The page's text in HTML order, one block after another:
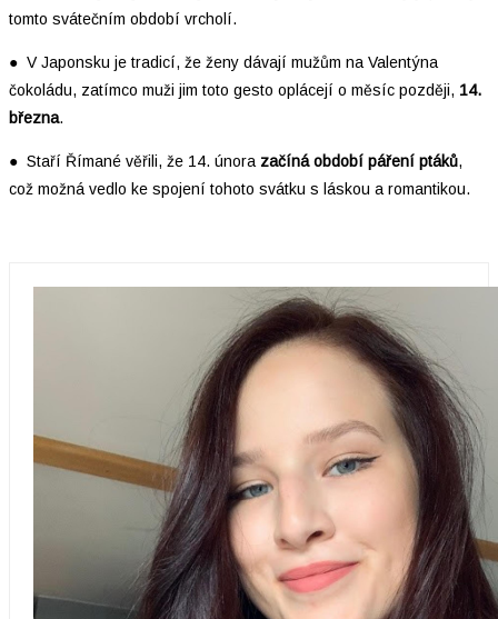
tomto svátečním období vrcholí.
● V Japonsku je tradicí, že ženy dávají mužům na Valentýna
čokoládu, zatímco muži jim toto gesto oplácejí o měsíc později, 14.
března.
● Staří Římané věřili, že 14. února začíná období páření ptáků,
což možná vedlo ke spojení tohoto svátku s láskou a romantikou.